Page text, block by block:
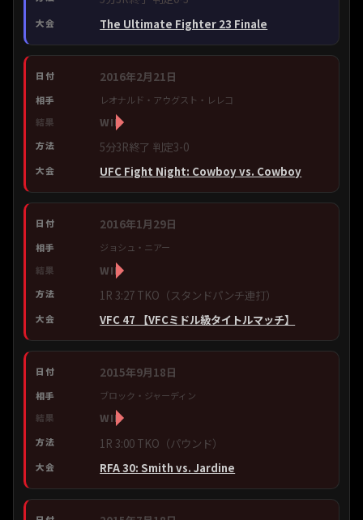
The Ultimate Fighter 23 Finale
2016年2月21日
レオナルド・アウグスト・レレコ
WIN
5分3R終了 判定3-0
UFC Fight Night: Cowboy vs. Cowboy
2016年1月29日
ジョシュ・ニアー
WIN
1R 3:27 TKO（スタンドパンチ連打）
VFC 47 【VFCミドル級タイトルマッチ】
2015年9月18日
ブロック・ジャーディン
WIN
1R 3:00 TKO（パウンド）
RFA 30: Smith vs. Jardine